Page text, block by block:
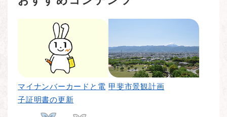
マイナンバーカードと電
子証明書の更新
甲斐市景観計画